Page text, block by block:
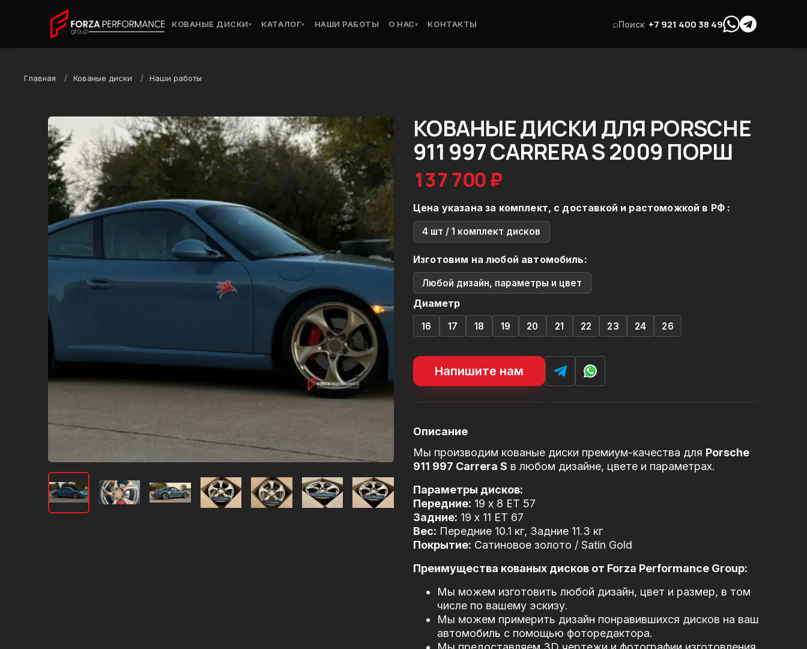
КОВАНЫЕ ДИСКИ▾ КАТАЛОГ▾ НАШИ РАБОТЫ О НАС▾ КОНТАКТЫ ⌕Поиск +7 921 400 38 49
Главная Кованые диски Наши работы
КОВАНЫЕ ДИСКИ ДЛЯ PORSCHE
911 997 CARRERA S 2009 ПОРШ
137 700 ₽
Цена указана за комплект, с доставкой и растоможкой в РФ :
4 шт / 1 комплект дисков
Изготовим на любой автомобиль:
Любой дизайн, параметры и цвет
Диаметр
16 17 18 19 20 21 22 23 24 26
Напишите нам
Описание
Мы производим кованые диски премиум-качества для Porsche
911 997 Carrera S в любом дизайне, цвете и параметрах.
Параметры дисков:
Передние: 19 x 8 ET 57
Задние: 19 x 11 ET 67
Вес: Передние 10.1 кг, Задние 11.3 кг
Покрытие: Сатиновое золото / Satin Gold
Преимущества кованых дисков от Forza Performance Group:
Мы можем изготовить любой дизайн, цвет и размер, в том
числе по вашему эскизу.
Мы можем примерить дизайн понравившихся дисков на ваш
автомобиль с помощью фоторедактора.
Марка
Porsche
Модель
911